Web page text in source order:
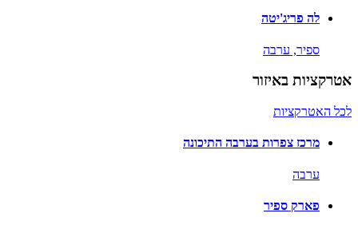
לה פריג'יטה
ספיר, ערבה
אטרקציות באיזור
לכל האטרקציות
מרכז צפרות בערבה התיכונה
ערבה
פארק ספיר